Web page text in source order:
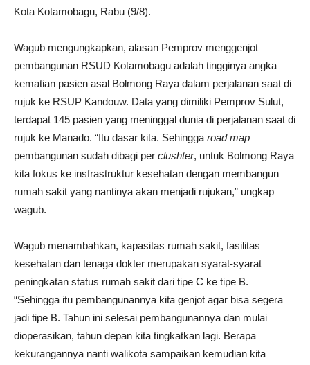
Kota Kotamobagu, Rabu (9/8).
Wagub mengungkapkan, alasan Pemprov menggenjot
pembangunan RSUD Kotamobagu adalah tingginya angka
kematian pasien asal Bolmong Raya dalam perjalanan saat di
rujuk ke RSUP Kandouw. Data yang dimiliki Pemprov Sulut,
terdapat 145 pasien yang meninggal dunia di perjalanan saat di
rujuk ke Manado. “Itu dasar kita. Sehingga road map
pembangunan sudah dibagi per clushter, untuk Bolmong Raya
kita fokus ke insfrastruktur kesehatan dengan membangun
rumah sakit yang nantinya akan menjadi rujukan,” ungkap
wagub.
Wagub menambahkan, kapasitas rumah sakit, fasilitas
kesehatan dan tenaga dokter merupakan syarat-syarat
peningkatan status rumah sakit dari tipe C ke tipe B.
“Sehingga itu pembangunannya kita genjot agar bisa segera
jadi tipe B. Tahun ini selesai pembangunannya dan mulai
dioperasikan, tahun depan kita tingkatkan lagi. Berapa
kekurangannya nanti walikota sampaikan kemudian kita